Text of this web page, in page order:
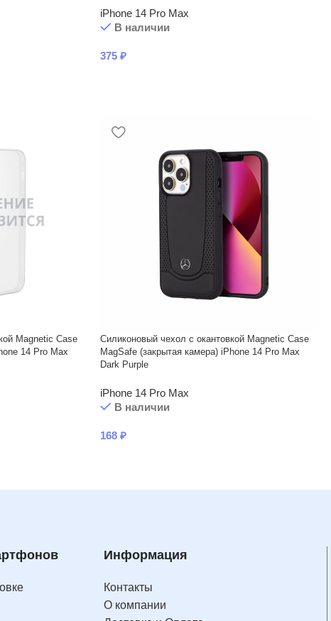
iPhone 14 Pro Max
В наличии
375 ₽
Magnetic Case
14 Pro Max
Силиконовый чехол с окантовкой Magnetic Case
MagSafe (закрытая камера) iPhone 14 Pro Max
Dark Purple
iPhone 14 Pro Max
В наличии
168 ₽
Информация
Контакты
О компании